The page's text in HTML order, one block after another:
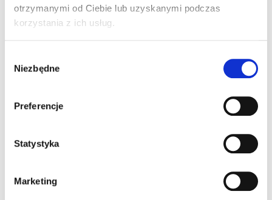
otrzymanymi od Ciebie lub uzyskanymi podczas
korzystania z ich usług.
zgody
Niezbędne
Preferencje
Statystyka
Marketing
SKU
94S155435
Informacje dodatkowe Akcesoria
Informacje
dodatkowe